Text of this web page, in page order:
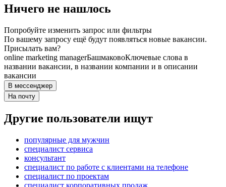
Ничего не нашлось
Попробуйте изменить запрос или фильтры
По вашему запросу ещё будут появляться новые вакансии.
Присылать вам?
online marketing managerБашмаковоКлючевые слова в
названии вакансии, в названии компании и в описании
вакансии
В мессенджер
На почту
Другие пользователи ищут
популярные для мужчин
специалист сервиса
консультант
специалист по работе с клиентами на телефоне
специалист по проектам
специалист корпоративных продаж